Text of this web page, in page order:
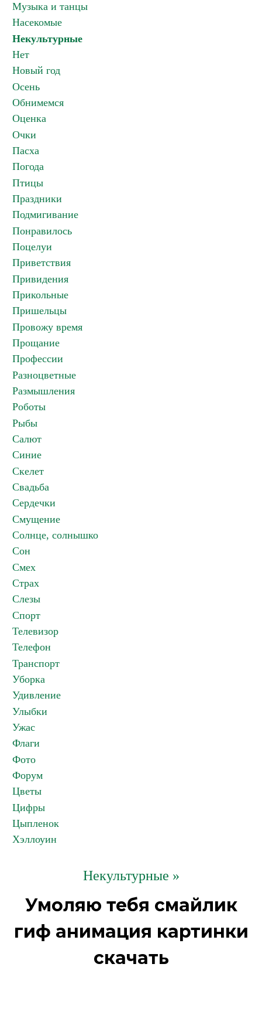
Музыка и танцы
Насекомые
Некультурные
Нет
Новый год
Осень
Обнимемся
Оценка
Очки
Пасха
Погода
Птицы
Праздники
Подмигивание
Понравилось
Поцелуи
Приветствия
Привидения
Прикольные
Пришельцы
Провожу время
Прощание
Профессии
Разноцветные
Размышления
Роботы
Рыбы
Салют
Синие
Скелет
Свадьба
Сердечки
Смущение
Солнце, солнышко
Сон
Смех
Страх
Слезы
Спорт
Телевизор
Телефон
Транспорт
Уборка
Удивление
Улыбки
Ужас
Флаги
Фото
Форум
Цветы
Цифры
Цыпленок
Хэллоуин
Некультурные »
Умоляю тебя смайлик
гиф анимация картинки
скачать